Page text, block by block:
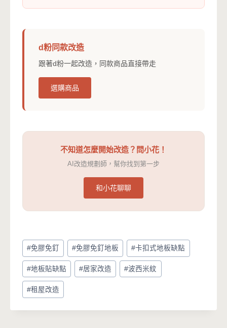
d粉同款改造
跟著d粉一起改造，同款商品直接帶走
選購商品
不知道怎麼開始改造？問小花！
AI改造規劃師，幫你找到第一步
和小花聊聊
Post
Tags:
#免膠免釘 #免膠免釘地板 #卡扣式地板缺點
#地板貼缺點 #居家改造 #波西米紋
#租屋改造